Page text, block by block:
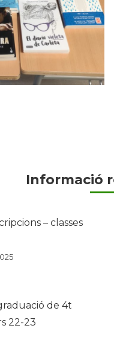
Informació
– classes
de 4t
22-23